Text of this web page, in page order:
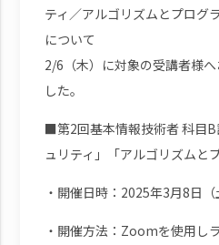
ティ／アルゴリズムとプログ
について
2/6（木）に対象の受講者様
した。
■第2回基本情報技術者 科目
ュリティ」「アルゴリズムと
・開催日時：2025年3月8日
・開催方法：Zoomを使用し